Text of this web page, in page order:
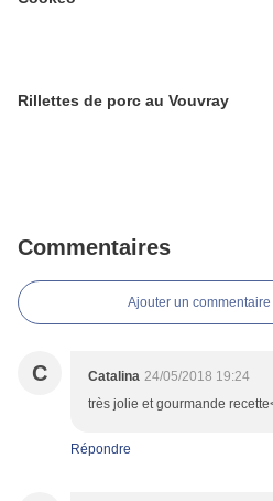
Rillettes de porc au Vouvray
Commentaires
Ajouter un commentaire
C Catalina 24/05/2018 19:24
très jolie et gourmande
Répondre